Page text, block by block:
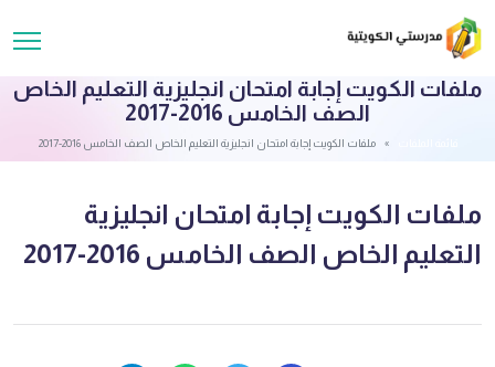
ملفات الكويت إجابة امتحان انجليزية التعليم الخاص
الصف الخامس 2016-2017
ملفات الكويت إجابة امتحان انجليزية التعليم الخاص الصف الخامس 2016-2017
ملفات الكويت إجابة امتحان انجليزية
التعليم الخاص الصف الخامس 2016-2017